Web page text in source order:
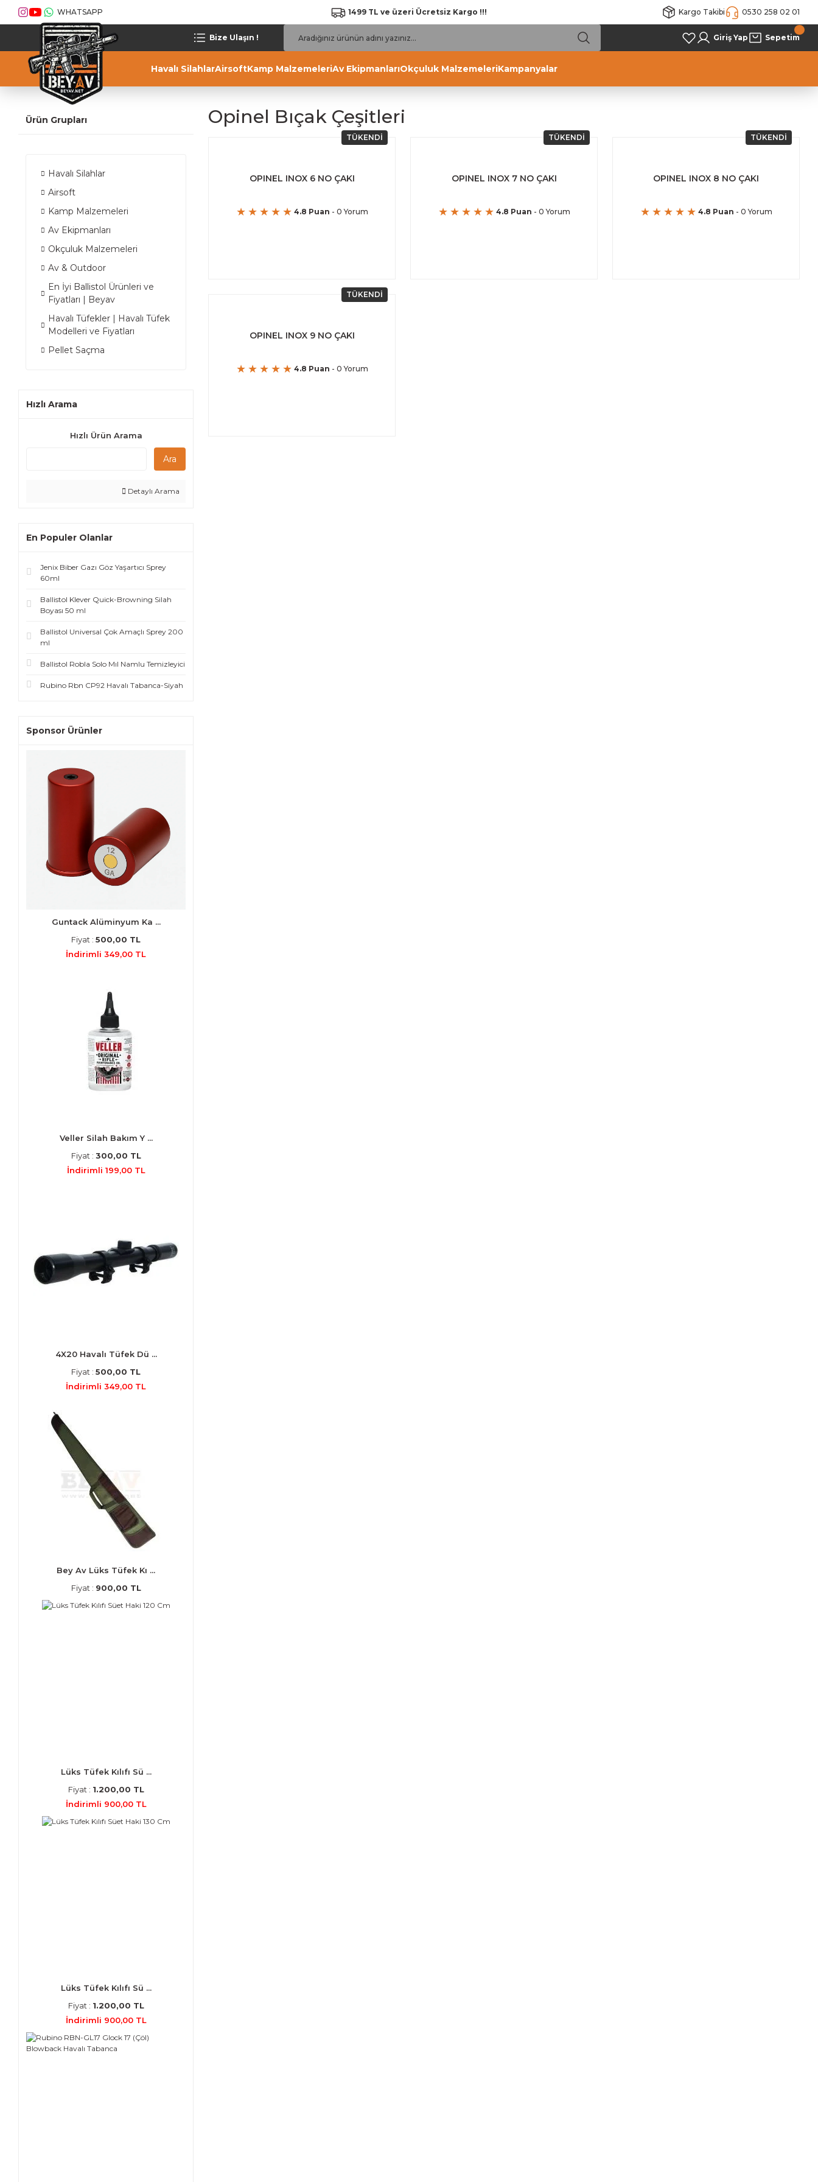
WHATSAPP 1499 TL ve üzeri Ücretsiz Kargo !!! Kargo Takibi 0530 258 02 01
Bize Ulaşın ! Giriş Yap Sepetim
Havalı SilahlarAirsoftKamp MalzemeleriAv EkipmanlarıOkçuluk MalzemeleriKampanyalar
Ürün Grupları
Havalı Silahlar
Airsoft
Kamp Malzemeleri
Av Ekipmanları
Okçuluk Malzemeleri
Av & Outdoor
En İyi Ballistol Ürünleri ve
Fiyatları | Beyav
Havalı Tüfekler | Havalı Tüfek
Modelleri ve Fiyatları
Pellet Saçma
Hızlı Arama
Hızlı Ürün Arama
Ara
Detaylı Arama
En Populer Olanlar
Jenix Biber Gazı Göz Yaşartıcı Sprey
60ml
Ballistol Klever Quick-Browning Silah
Boyası 50 ml
Ballistol Universal Çok Amaçlı Sprey 200
ml
Ballistol Robla Solo Mıl Namlu Temizleyici
Rubino Rbn CP92 Havalı Tabanca-Siyah
Sponsor Ürünler
Guntack Alüminyum Ka ...
Fiyat : 500,00 TL
İndirimli 349,00 TL
Veller Silah Bakım Y ...
Fiyat : 300,00 TL
İndirimli 199,00 TL
4X20 Havalı Tüfek Dü ...
Fiyat : 500,00 TL
İndirimli 349,00 TL
Bey Av Lüks Tüfek Kı ...
Fiyat : 900,00 TL
Lüks Tüfek Kılıfı Sü ...
Fiyat : 1.200,00 TL
İndirimli 900,00 TL
Lüks Tüfek Kılıfı Sü ...
Fiyat : 1.200,00 TL
İndirimli 900,00 TL
Opinel Bıçak Çeşitleri
TÜKENDİ
OPINEL INOX 6 NO ÇAKI
4.8 Puan - 0 Yorum
TÜKENDİ
OPINEL INOX 7 NO ÇAKI
4.8 Puan - 0 Yorum
TÜKENDİ
OPINEL INOX 8 NO ÇAKI
4.8 Puan - 0 Yorum
TÜKENDİ
OPINEL INOX 9 NO ÇAKI
4.8 Puan - 0 Yorum